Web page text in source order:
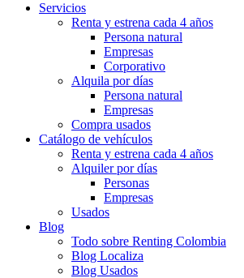
Servicios
Renta y estrena cada 4 años
Persona natural
Empresas
Corporativo
Alquila por días
Persona natural
Empresas
Compra usados
Catálogo de vehículos
Renta y estrena cada 4 años
Alquiler por días
Personas
Empresas
Usados
Blog
Todo sobre Renting Colombia
Blog Localiza
Blog Usados